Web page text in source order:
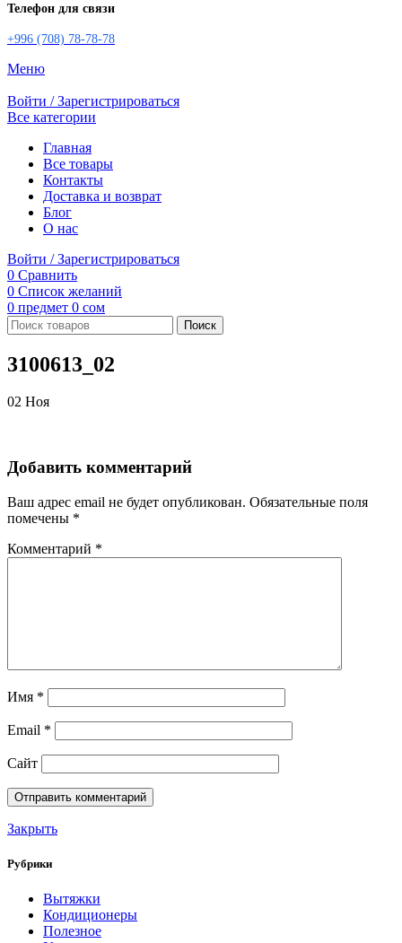
Телефон для связи
+996 (708) 78-78-78
Меню
Войти / Зарегистрироваться
Все категории
Главная
Все товары
Контакты
Доставка и возврат
Блог
О нас
Войти / Зарегистрироваться
0 Сравнить
0 Список желаний
0 предмет 0 сом
Поиск
3100613_02
02 Ноя
Добавить комментарий
Ваш адрес email не будет опубликован. Обязательные поля
помечены *
Комментарий *
Имя *
Email *
Сайт
Закрыть
Рубрики
Вытяжки
Кондиционеры
Полезное